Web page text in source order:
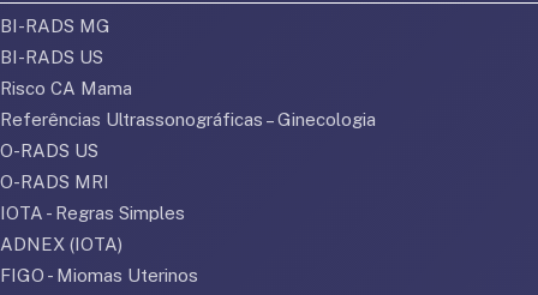
BI-RADS MG
BI-RADS US
Risco CA Mama
Referências Ultrassonográficas – Ginecologia
O-RADS US
O-RADS MRI
IOTA - Regras Simples
ADNEX (IOTA)
FIGO - Miomas Uterinos